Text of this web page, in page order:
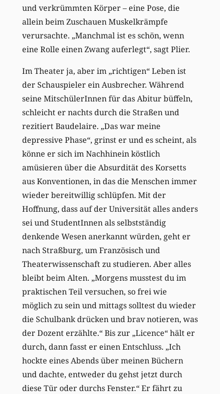
und verkrümmten Körper – eine Pose, die
allein beim Zuschauen Muskelkrämpfe
verursachte. „Manchmal ist es schön, wenn
eine Rolle einen Zwang auferlegt“, sagt Plier.
Im Theater ja, aber im „richtigen“ Leben ist
der Schauspieler ein Ausbrecher. Während
seine MitschülerInnen für das Abitur büffeln,
schleicht er nachts durch die Straßen und
rezitiert Baudelaire. „Das war meine
depressive Phase“, grinst er und es scheint, als
könne er sich im Nachhinein köstlich
amüsieren über die Absurdität des Korsetts
aus Konventionen, in das die Menschen immer
wieder bereitwillig schlüpfen. Mit der
Hoffnung, dass auf der Universität alles anders
sei und StudentInnen als selbstständig
denkende Wesen anerkannt würden, geht er
nach Straßburg, um Französisch und
Theaterwissenschaft zu studieren. Aber alles
bleibt beim Alten. „Morgens musstest du im
praktischen Teil versuchen, so frei wie
möglich zu sein und mittags solltest du wieder
die Schulbank drücken und brav notieren, was
der Dozent erzählte.“ Bis zur „Licence“ hält er
durch, dann fasst er einen Entschluss. „Ich
hockte eines Abends über meinen Büchern
und dachte, entweder du gehst jetzt durch
diese Tür oder durchs Fenster.“ Er fährt zu